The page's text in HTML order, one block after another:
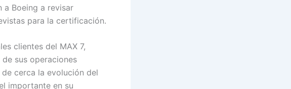
a Boeing a revisar
para la certificación.
clientes del MAX 7,
sus operaciones
cerca la evolución del
importante en su